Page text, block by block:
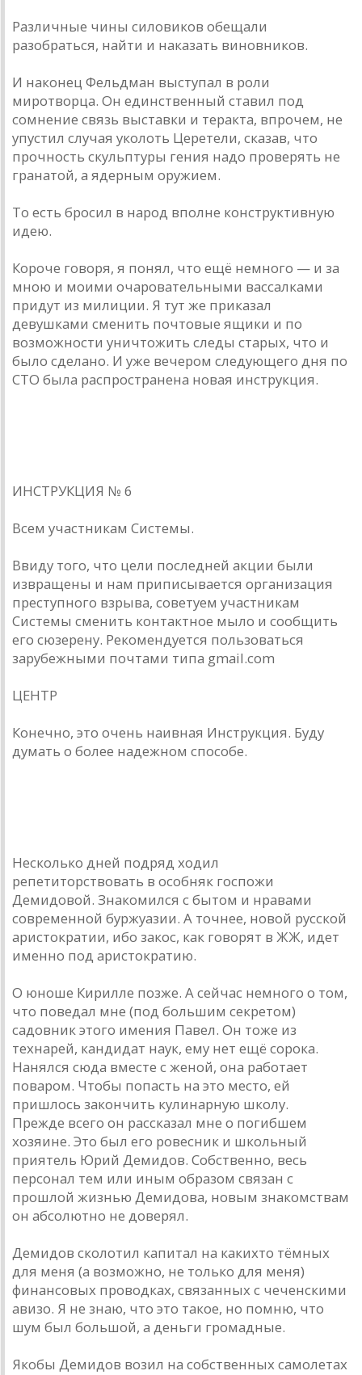
Различные чины силовиков обещали
разобраться, найти и наказать виновников.
И наконец Фельдман выступал в роли
миротворца. Он единственный ставил под
сомнение связь выставки и теракта, впрочем, не
упустил случая уколоть Церетели, сказав, что
прочность скульптуры гения надо проверять не
гранатой, а ядерным оружием.
То есть бросил в народ вполне конструктивную
идею.
Короче говоря, я понял, что ещё немного — и за
мною и моими очаровательными вассалками
придут из милиции. Я тут же приказал
девушками сменить почтовые ящики и по
возможности уничтожить следы старых, что и
было сделано. И уже вечером следующего дня по
СТО была распространена новая инструкция.
ИНСТРУКЦИЯ № 6
Всем участникам Системы.
Ввиду того, что цели последней акции были
извращены и нам приписывается организация
преступного взрыва, советуем участникам
Системы сменить контактное мыло и сообщить
его сюзерену. Рекомендуется пользоваться
зарубежными почтами типа gmail.com
ЦЕНТР
Конечно, это очень наивная Инструкция. Буду
думать о более надежном способе.
Несколько дней подряд ходил
репетиторствовать в особняк госпожи
Демидовой. Знакомился с бытом и нравами
современной буржуазии. А точнее, новой русской
аристократии, ибо закос, как говорят в ЖЖ, идет
именно под аристократию.
О юноше Кирилле позже. А сейчас немного о том,
что поведал мне (под большим секретом)
садовник этого имения Павел. Он тоже из
технарей, кандидат наук, ему нет ещё сорока.
Нанялся сюда вместе с женой, она работает
поваром. Чтобы попасть на это место, ей
пришлось закончить кулинарную школу.
Прежде всего он рассказал мне о погибшем
хозяине. Это был его ровесник и школьный
приятель Юрий Демидов. Собственно, весь
персонал тем или иным образом связан с
прошлой жизнью Демидова, новым знакомствам
он абсолютно не доверял.
Демидов сколотил капитал на каких­то тёмных
для меня (а возможно, не только для меня)
финансовых проводках, связанных с чеченскими
авизо. Я не знаю, что это такое, но помню, что
шум был большой, а деньги громадные.
Якобы Демидов возил на собственных самолетах